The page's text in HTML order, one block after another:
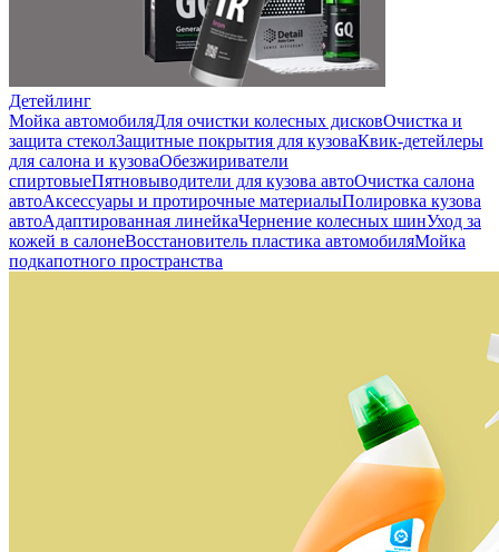
Детейлинг
Мойка автомобиляДля очистки колесных дисковОчистка и
защита стеколЗащитные покрытия для кузоваКвик-детейлеры
для салона и кузоваОбезжириватели
спиртовыеПятновыводители для кузова автоОчистка салона
автоАксессуары и протирочные материалыПолировка кузова
автоАдаптированная линейкаЧернение колесных шинУход за
кожей в салонеВосстановитель пластика автомобиляМойка
подкапотного пространства